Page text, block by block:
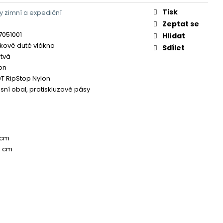
zimní a expediční
duté vlákno
RipStop Nylon
obal, protiskluzové pásy
cm
Tisk
Zeptat se
Hlídat
Sdílet